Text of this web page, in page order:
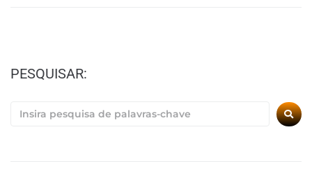
PESQUISAR: